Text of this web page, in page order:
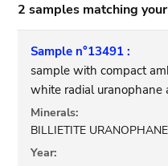
2 samples matching
Sample n°13491 :
sample with compact
white radial uranophane
Minerals:
BILLIETITE
Year: